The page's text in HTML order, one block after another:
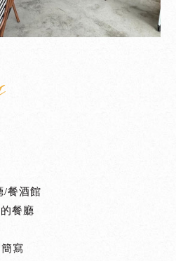
/餐酒館
餐廳
寫